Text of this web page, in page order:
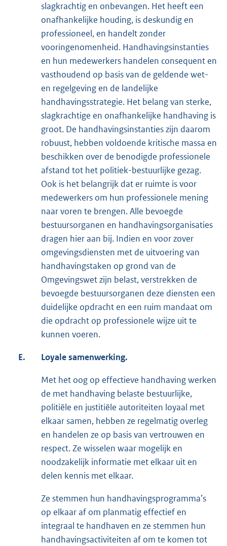
slagkrachtig en onbevangen. Het heeft een
onafhankelijke houding, is deskundig en
professioneel, en handelt zonder
vooringenomenheid. Handhavingsinstanties
en hun medewerkers handelen consequent en
vasthoudend op basis van de geldende wet-
en regelgeving en de landelijke
handhavingsstrategie. Het belang van sterke,
slagkrachtige en onafhankelijke handhaving is
groot. De handhavingsinstanties zijn daarom
robuust, hebben voldoende kritische massa en
beschikken over de benodigde professionele
afstand tot het politiek-bestuurlijke gezag.
Ook is het belangrijk dat er ruimte is voor
medewerkers om hun professionele mening
naar voren te brengen. Alle bevoegde
bestuursorganen en handhavingsorganisaties
dragen hier aan bij. Indien en voor zover
omgevingsdiensten met de uitvoering van
handhavingstaken op grond van de
Omgevingswet zijn belast, verstrekken de
bevoegde bestuursorganen deze diensten een
duidelijke opdracht en een ruim mandaat om
die opdracht op professionele wijze uit te
kunnen voeren.
E. Loyale samenwerking.
Met het oog op effectieve handhaving werken
de met handhaving belaste bestuurlijke,
politiële en justitiële autoriteiten loyaal met
elkaar samen, hebben ze regelmatig overleg
en handelen ze op basis van vertrouwen en
respect. Ze wisselen waar mogelijk en
noodzakelijk informatie met elkaar uit en
delen kennis met elkaar.
Ze stemmen hun handhavingsprogramma’s
op elkaar af om planmatig effectief en
integraal te handhaven en ze stemmen hun
handhavingsactiviteiten af om te komen tot